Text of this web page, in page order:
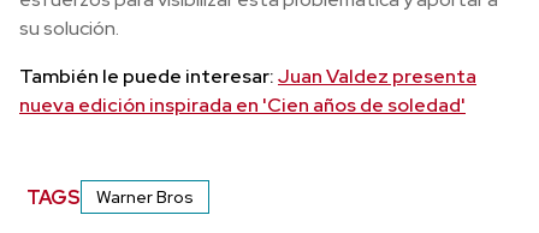
su solución.
También le puede interesar:Juan Valdez presenta
nueva edición inspirada en 'Cien años de soledad'
TAGS Warner Bros